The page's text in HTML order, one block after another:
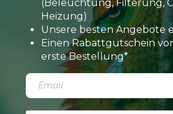
(Beleuchtung, Filterung,
Heizung)
Unsere besten Angebote
Einen Rabattgutschein
erste Bestellung*